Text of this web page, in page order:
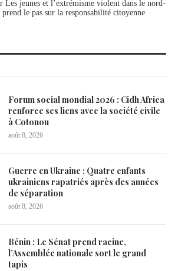
Les jeunes et l’extrémisme violent dans le nord-
le pas sur la responsabilité citoyenne
Forum social mondial 2026 : Cidh Africa
renforce ses liens avec la société civile
à Cotonou
août 8, 2026
Guerre en Ukraine : Quatre enfants
ukrainiens rapatriés après des années
de séparation
août 8, 2026
Bénin : Le Sénat prend racine,
l’Assemblée nationale sort le grand
tapis